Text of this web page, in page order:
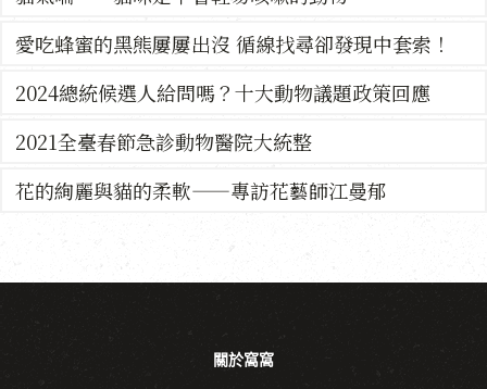
愛吃蜂蜜的黑熊屢屢出沒 循線找尋卻發現中套索！
2024總統候選人給問嗎？十大動物議題政策回應
2021全臺春節急診動物醫院大統整
花的絢麗與貓的柔軟——專訪花藝師江曼郁
關於窩窩